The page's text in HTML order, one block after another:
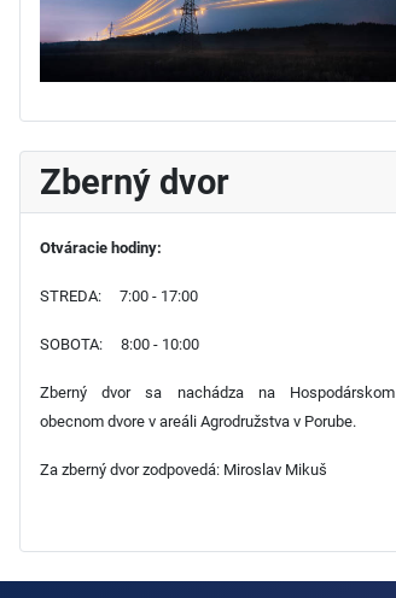
Zberný dvor
Otváracie hodiny:
STREDA: 7:00 - 17:00
SOBOTA: 8:00 - 10:00
Zberný dvor sa nachádza na Hospodárskom
obecnom dvore v areáli Agrodružstva v Porube.
Za zberný dvor zodpovedá: Miroslav Mikuš